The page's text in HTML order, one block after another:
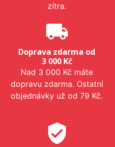
zítra.
local_shipping
Doprava zdarma od
3 000 Kč
Nad 3 000 Kč máte
dopravu zdarma. Ostatní
objednávky už od 79 Kč.
verified_user